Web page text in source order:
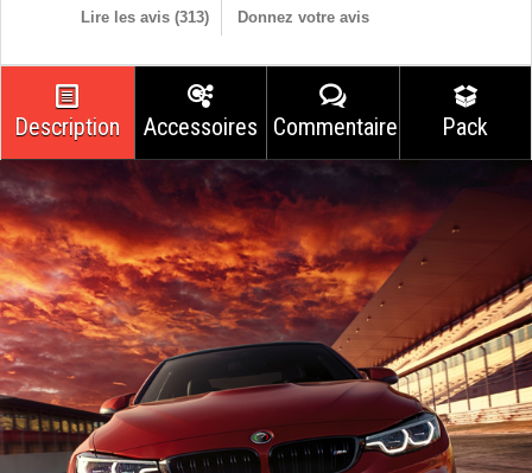
Lire les avis (313) Donnez votre avis
Description Accessoires Commentaires Pack